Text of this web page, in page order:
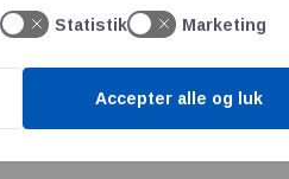
Statistik Marketing
Accepter alle og luk